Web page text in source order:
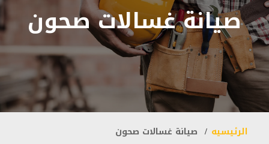
صيانة غسالات صحون
الرئيسيه صيانة غسالات صحون